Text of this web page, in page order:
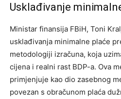
Usklađivanje
Ministar finansija FBiH, Toni
usklađivanja minimalne plaće
metodologiji izračuna, koja
cijena i realni rast BDP-a. Ova
primjenjuje kao dio zasebnog
povezan s obračunom plaća